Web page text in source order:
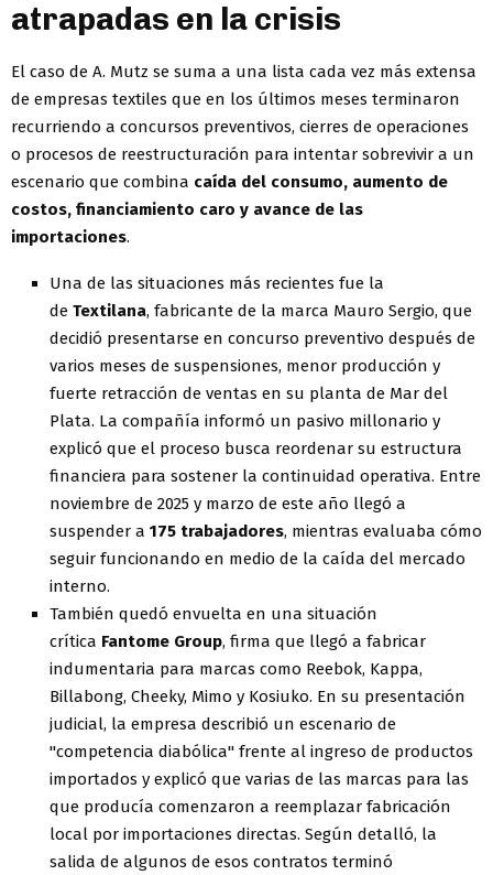
atrapadas en la crisis
El caso de A. Mutz se suma a una lista cada vez más extensa
de empresas textiles que en los últimos meses terminaron
recurriendo a concursos preventivos, cierres de operaciones
o procesos de reestructuración para intentar sobrevivir a un
escenario que combina caída del consumo, aumento de
costos, financiamiento caro y avance de las
importaciones.
Una de las situaciones más recientes fue la
de Textilana, fabricante de la marca Mauro Sergio, que
decidió presentarse en concurso preventivo después de
varios meses de suspensiones, menor producción y
fuerte retracción de ventas en su planta de Mar del
Plata. La compañía informó un pasivo millonario y
explicó que el proceso busca reordenar su estructura
financiera para sostener la continuidad operativa. Entre
noviembre de 2025 y marzo de este año llegó a
suspender a 175 trabajadores, mientras evaluaba cómo
seguir funcionando en medio de la caída del mercado
interno.
También quedó envuelta en una situación
crítica Fantome Group, firma que llegó a fabricar
indumentaria para marcas como Reebok, Kappa,
Billabong, Cheeky, Mimo y Kosiuko. En su presentación
judicial, la empresa describió un escenario de
"competencia diabólica" frente al ingreso de productos
importados y explicó que varias de las marcas para las
que producía comenzaron a reemplazar fabricación
local por importaciones directas. Según detalló, la
salida de algunos de esos contratos terminó